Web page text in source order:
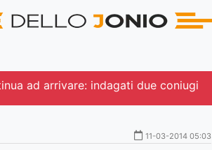
ad arrivare: indagati due coniugi
11-03-2014 05:03